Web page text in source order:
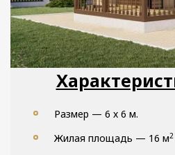
Размер — 6 х 6 м.
Жилая площадь — 16 м2